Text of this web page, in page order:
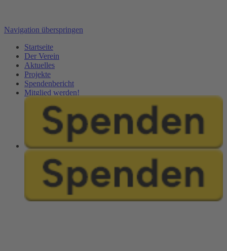
Navigation überspringen
Startseite
Der Verein
Aktuelles
Projekte
Spendenbericht
Mitglied werden!